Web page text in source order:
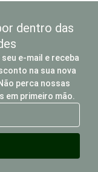
dentro das
e-mail e receba
na sua nova
perca nossas
em primeiro mão.